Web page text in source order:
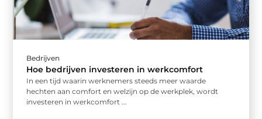
Bedrijven
Hoe bedrijven investeren in werkcomfort
In een tijd waarin werknemers steeds meer waarde
hechten aan comfort en welzijn op de werkplek, wordt
investeren in werkcomfort ...